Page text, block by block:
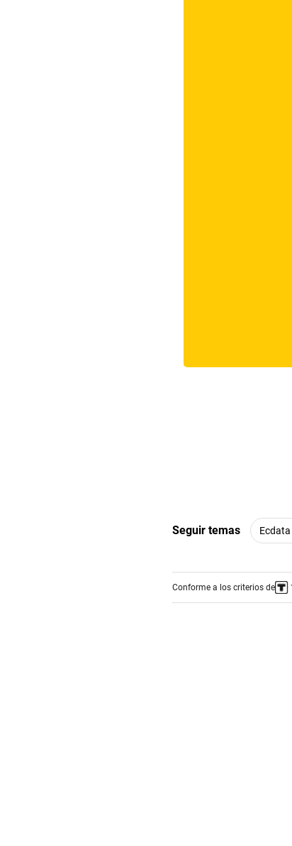
Seguir temas
Conforme a los criterios de